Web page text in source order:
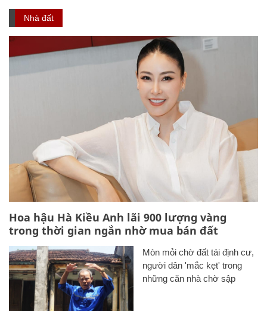
Nhà đất
Hoa hậu Hà Kiều Anh lãi 900 lượng vàng
trong thời gian ngắn nhờ mua bán đất
Mòn mỏi chờ đất tái định cư,
người dân 'mắc kẹt' trong
những căn nhà chờ sập